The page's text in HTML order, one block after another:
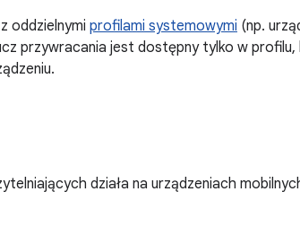
oddzielnymi profilami systemowymi (np.
przywracania jest dostępny tylko w
działa na urządzeniach